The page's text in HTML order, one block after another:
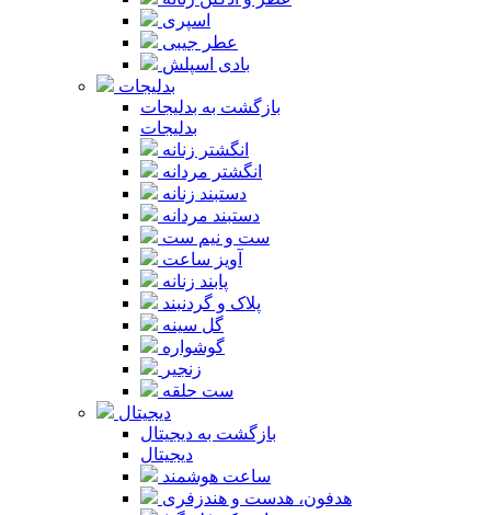
اسپری
عطر جیبی
بادی اسپلش
بدلیجات
بازگشت به بدلیجات
بدلیجات
انگشتر زنانه
انگشتر مردانه
دستبند زنانه
دستبند مردانه
ست و نیم ست
آویز ساعت
پابند زنانه
پلاک و گردنبند
گل سینه
گوشواره
زنجیر
ست حلقه
دیجیتال
بازگشت به دیجیتال
دیجیتال
ساعت هوشمند
هدفون، هدست و هندزفری